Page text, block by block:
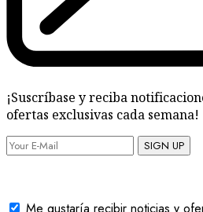
¡Suscríbase y reciba
ofertas exclusivas cada semana!
SIGN UP
Me gustaría recibir noticias y